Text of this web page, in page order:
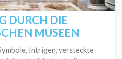
DURCH DIE
MUSEEN
Intrigen, versteckte